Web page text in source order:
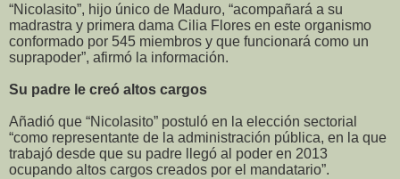
“Nicolasito”, hijo único de Maduro, “acompañará a su
madrastra y primera dama Cilia Flores en este organismo
conformado por 545 miembros y que funcionará como un
suprapoder”, afirmó la información.
Su padre le creó altos cargos
Añadió que “Nicolasito” postuló en la elección sectorial
“como representante de la administración pública, en la que
trabajó desde que su padre llegó al poder en 2013
ocupando altos cargos creados por el mandatario”.